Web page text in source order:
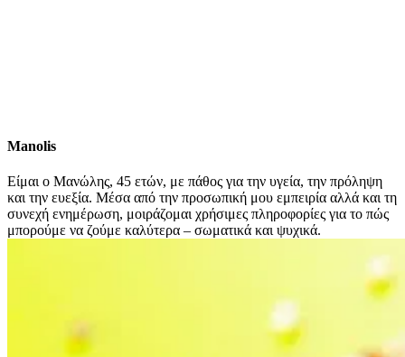
Manolis
Είμαι ο Μανώλης, 45 ετών, με πάθος για την υγεία, την πρόληψη
και την ευεξία. Μέσα από την προσωπική μου εμπειρία αλλά και τη
συνεχή ενημέρωση, μοιράζομαι χρήσιμες πληροφορίες για το πώς
μπορούμε να ζούμε καλύτερα – σωματικά και ψυχικά.